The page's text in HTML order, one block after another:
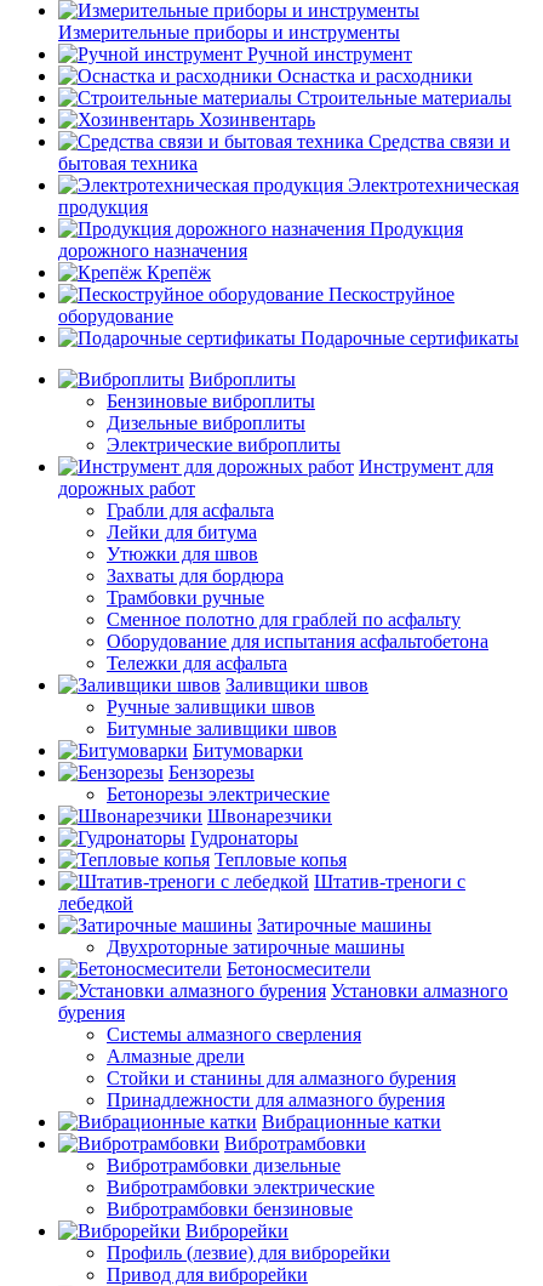
Измерительные приборы и инструменты
Ручной инструмент
Оснастка и расходники
Строительные материалы
Хозинвентарь
Средства связи и
бытовая техника
Электротехническая
продукция
Продукция
дорожного назначения
Крепёж
Пескоструйное
оборудование
Подарочные сертификаты
Виброплиты
Бензиновые виброплиты
Дизельные виброплиты
Электрические виброплиты
Инструмент для
дорожных работ
Грабли для асфальта
Лейки для битума
Утюжки для швов
Захваты для бордюра
Трамбовки ручные
Сменное полотно для граблей по асфальту
Оборудование для испытания асфальтобетона
Тележки для асфальта
Заливщики швов
Ручные заливщики швов
Битумные заливщики швов
Битумоварки
Бензорезы
Бетонорезы электрические
Швонарезчики
Гудронаторы
Тепловые копья
Штатив-треноги с
лебедкой
Затирочные машины
Двухроторные затирочные машины
Бетоносмесители
Установки алмазного
бурения
Системы алмазного сверления
Алмазные дрели
Стойки и станины для алмазного бурения
Принадлежности для алмазного бурения
Вибрационные катки
Вибротрамбовки
Вибротрамбовки дизельные
Вибротрамбовки электрические
Вибротрамбовки бензиновые
Виброрейки
Профиль (лезвие) для виброрейки
Привод для виброрейки